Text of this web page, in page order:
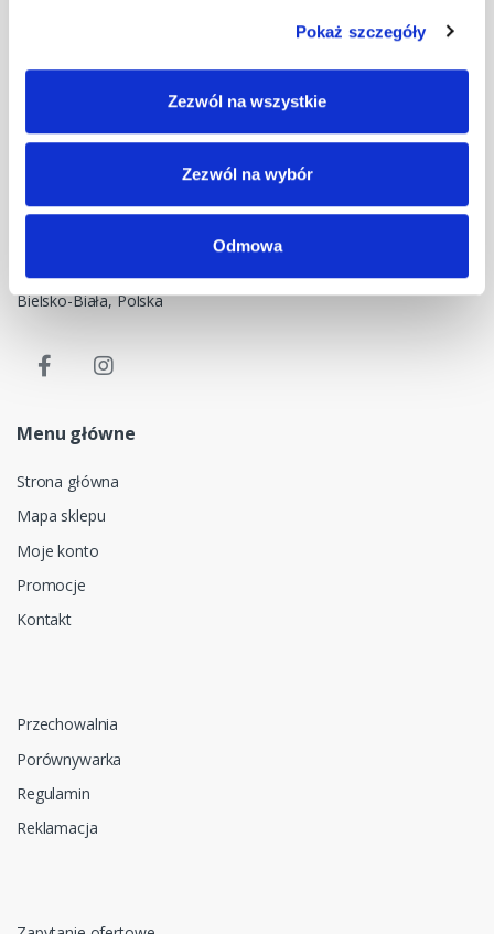
Pokaż szczegóły
Zezwól na wszystkie
Zezwól na wybór
Odmowa
+48 33 47 94 400
Nasz adres e-mail
NIP: 5482614481, MDM NT sp. z o.o., Bestwińska 143, 43-346
Bielsko-Biała, Polska
Menu główne
Strona główna
Mapa sklepu
Moje konto
Promocje
Kontakt
Przechowalnia
Porównywarka
Regulamin
Reklamacja